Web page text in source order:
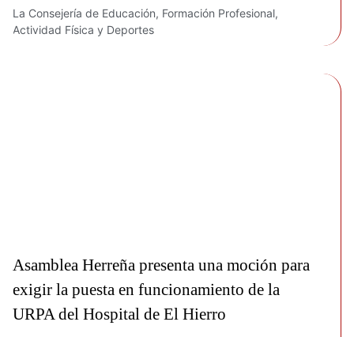
La Consejería de Educación, Formación Profesional,
Actividad Física y Deportes
Asamblea Herreña presenta una moción para
exigir la puesta en funcionamiento de la
URPA del Hospital de El Hierro